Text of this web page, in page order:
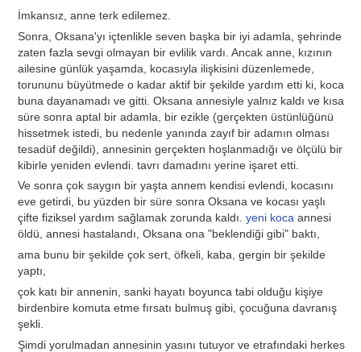
İmkansız, anne terk edilemez.
Sonra, Oksana'yı içtenlikle seven başka bir iyi adamla, şehrinde
zaten fazla sevgi olmayan bir evlilik vardı. Ancak anne, kızının
ailesine günlük yaşamda, kocasıyla ilişkisini düzenlemede,
torununu büyütmede o kadar aktif bir şekilde yardım etti ki, koca
buna dayanamadı ve gitti. Oksana annesiyle yalnız kaldı ve kısa
süre sonra aptal bir adamla, bir ezikle (gerçekten üstünlüğünü
hissetmek istedi, bu nedenle yanında zayıf bir adamın olması
tesadüf değildi), annesinin gerçekten hoşlanmadığı ve ölçülü bir
kibirle yeniden evlendi. tavrı damadını yerine işaret etti.
Ve sonra çok saygın bir yaşta annem kendisi evlendi, kocasını
eve getirdi, bu yüzden bir süre sonra Oksana ve kocası yaşlı
çifte fiziksel yardım sağlamak zorunda kaldı. yeni koca annesi
öldü, annesi hastalandı, Oksana ona "beklendiği gibi" baktı,
ama bunu bir şekilde çok sert, öfkeli, kaba, gergin bir şekilde
yaptı,
çok katı bir annenin, sanki hayatı boyunca tabi olduğu kişiye
birdenbire komuta etme fırsatı bulmuş gibi, çocuğuna davranış
şekli.
Şimdi yorulmadan annesinin yasını tutuyor ve etrafındaki herkes